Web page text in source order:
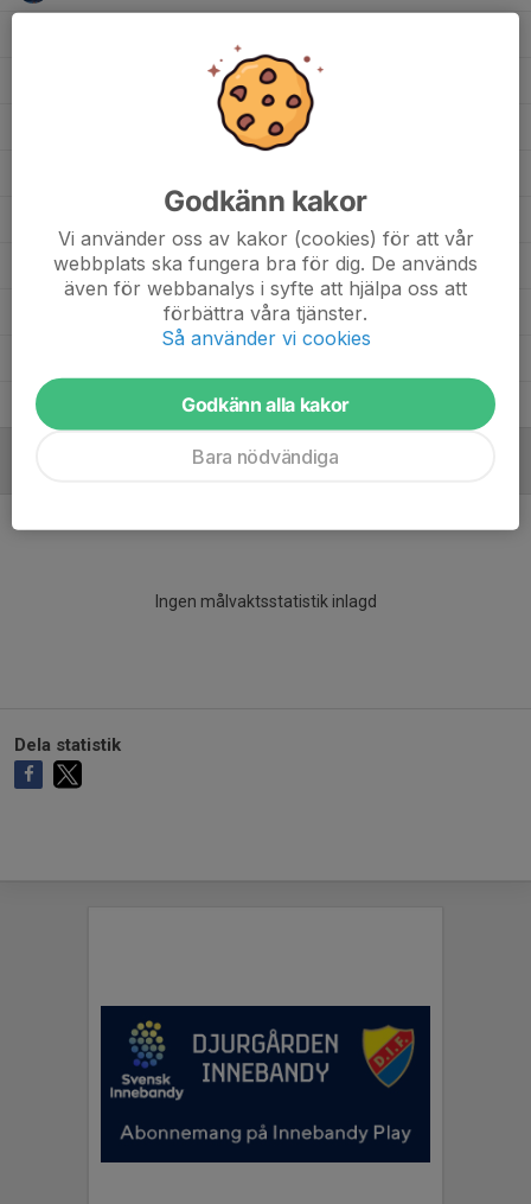
Benjamin Millerfelt
Balthazar Hammar
Axel Engström
August Wetterling 11 0 0 0
Arthur Norström Moreno 4 0
Adam Linton 7 0
Ingen målvaktsstatistik inlagd
Dela statistik
Godkänn kakor
Vi använder oss av kakor (cookies) för att vår
webbplats ska fungera bra för dig. De används
även för webbanalys i syfte att hjälpa oss att
förbättra våra tjänster.
Så använder vi cookies
Godkänn alla kakor
Bara nödvändiga